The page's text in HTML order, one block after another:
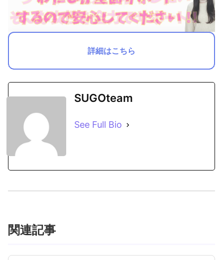
詳細はこちら
SUGOteam
See Full Bio
関連記事